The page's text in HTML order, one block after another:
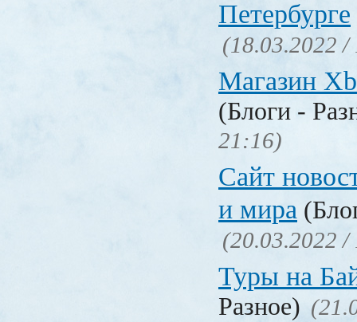
Петербурге
(18.03.2022 /
Магазин
(Блоги -
21:16)
Сайт
и мира
(20.03.2022 /
Туры на
Разное)